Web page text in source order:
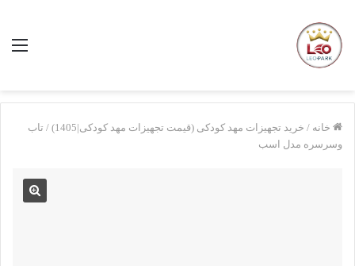
خانه / خرید تجهیزات مهد کودکی (قیمت تجهیزات مهد کودکی|1405) / تاب
وسرسره مدل اسب